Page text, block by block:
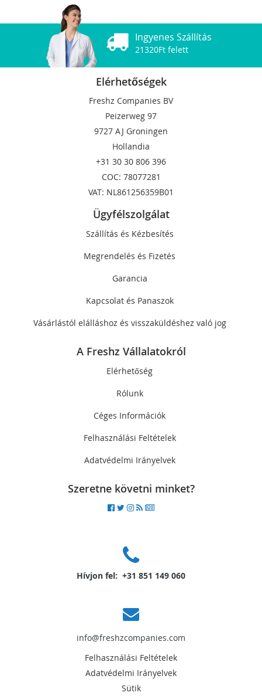
Ingyenes Szállítás
21320Ft felett
Elérhetőségek
Freshz Companies BV
Peizerweg 97
9727 AJ Groningen
Hollandia
+31 30 30 806 396
COC: 78077281
VAT: NL861256359B01
Ügyfélszolgálat
Szállítás és Kézbesítés
Megrendelés és Fizetés
Garancia
Kapcsolat és Panaszok
Vásárlástól elálláshoz és visszaküldéshez való jog
A Freshz Vállalatokról
Elérhetőség
Rólunk
Céges Információk
Felhasználási Feltételek
Adatvédelmi Irányelvek
Szeretne követni minket?
Hívjon fel: +31 851 149 060
info@freshzcompanies.com
Felhasználási Feltételek
Adatvédelmi Irányelvek
Sütik